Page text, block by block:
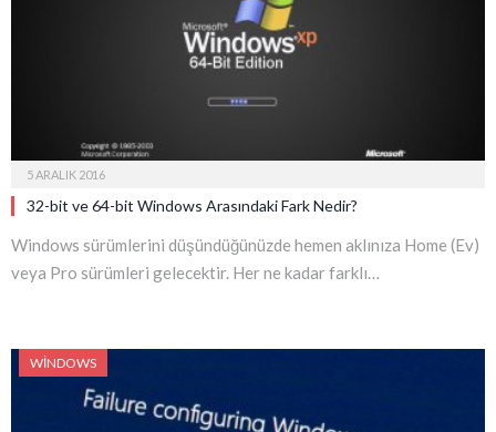
5 ARALIK 2016
32-bit ve 64-bit Windows Arasındaki Fark Nedir?
Windows sürümlerini düşündüğünüzde hemen aklınıza Home (Ev)
veya Pro sürümleri gelecektir. Her ne kadar farklı…
WINDOWS